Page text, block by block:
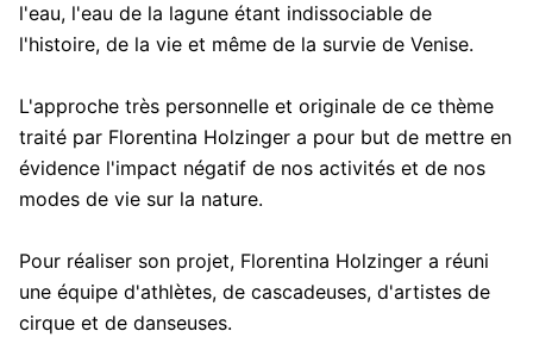
l'eau, l'eau de la lagune étant indissociable de
l'histoire, de la vie et même de la survie de Venise.
L'approche très personnelle et originale de ce thème
traité par Florentina Holzinger a pour but de mettre en
évidence l'impact négatif de nos activités et de nos
modes de vie sur la nature.
Pour réaliser son projet, Florentina Holzinger a réuni
une équipe d'athlètes, de cascadeuses, d'artistes de
cirque et de danseuses.